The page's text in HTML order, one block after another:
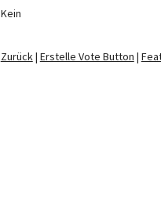
Kein
Zurück| Erstelle Vote Button |